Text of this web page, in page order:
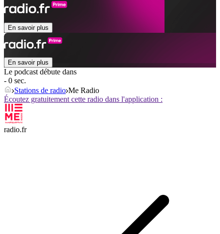
En savoir plus
En savoir plus
Le podcast débute dans
- 0 sec.
Stations de radio Me Radio
Écoutez gratuitement cette radio dans l'application :
radio.fr